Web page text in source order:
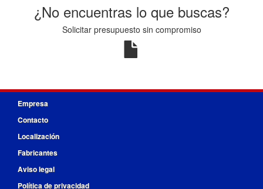
¿No encuentras lo que buscas?
Solicitar presupuesto sin compromiso
Empresa
Contacto
Localización
Fabricantes
Aviso legal
Política de privacidad